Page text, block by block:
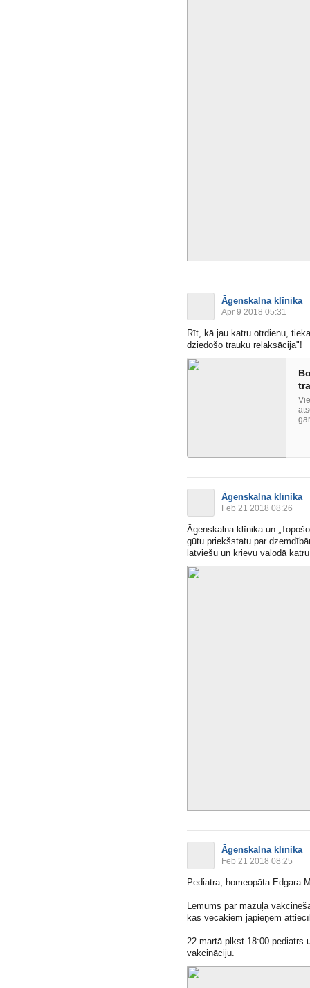
Āgenskalna klīnika
Apr 9 2018 05:31
Rīt, kā jau katru otrdienu,
dziedošo trauku relaksācija"!
Āgenskalna klīnika
Feb 21 2018 08:26
Āgenskalna klīnika un
gūtu priekšstatu par
latviešu un krievu valodā
Āgenskalna klīnika
Feb 21 2018 08:25
Pediatra, homeopāta Edgara
Lēmums par mazuļa
kas vecākiem jāpieņem
22.martā plkst.18:00 pediatrs
vakcināciju.